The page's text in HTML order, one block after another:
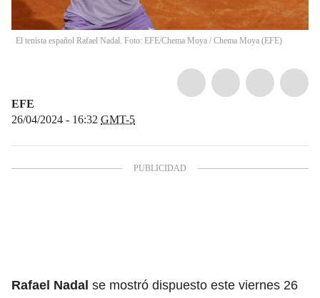
El tenista español Rafael Nadal. Foto: EFE/Chema Moya / Chema Moya (EFE)
EFE
26/04/2024 - 16:32 GMT-5
Rafael Nadal se mostró dispuesto este viernes 26